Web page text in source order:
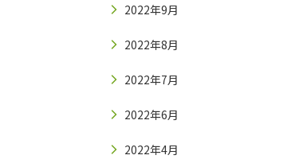
2022年9月
2022年8月
2022年7月
2022年6月
2022年4月